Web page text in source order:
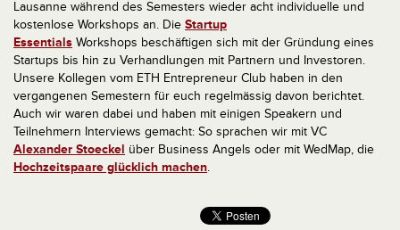
Lausanne während des Semesters wieder acht individuelle und
kostenlose Workshops an. Die Startup
Essentials Workshops beschäftigen sich mit der Gründung eines
Startups bis hin zu Verhandlungen mit Partnern und Investoren.
Unsere Kollegen vom ETH Entrepreneur Club haben in den
vergangenen Semestern für euch regelmässig davon berichtet.
Auch wir waren dabei und haben mit einigen Speakern und
Teilnehmern Interviews gemacht: So sprachen wir mit VC
Alexander Stoeckel über Business Angels oder mit WedMap, die
Hochzeitspaare glücklich machen.